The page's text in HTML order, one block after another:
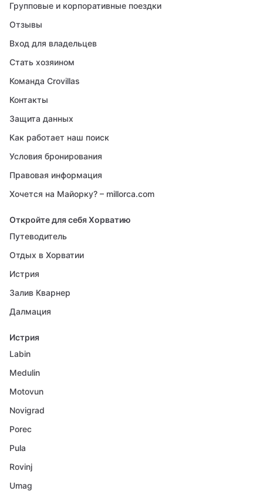
Групповые и корпоративные поездки
Отзывы
Вход для владельцев
Стать хозяином
Команда Crovillas
Контакты
Защита данных
Как работает наш поиск
Условия бронирования
Правовая информация
Хочется на Майорку? – millorca.com
Откройте для себя Хорватию
Путеводитель
Отдых в Хорватии
Истрия
Залив Кварнер
Далмация
Истрия
Labin
Medulin
Motovun
Novigrad
Porec
Pula
Rovinj
Umag